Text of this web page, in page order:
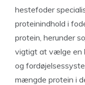
hestefoder
proteinindhold i
protein, herunder
vigtigt at vælge en
og
mængde protein i